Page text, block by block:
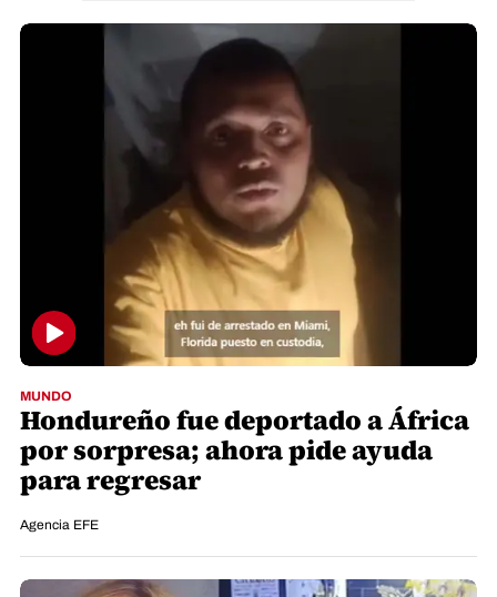
MUNDO
Hondureño fue deportado a África
por sorpresa; ahora pide ayuda
para regresar
Agencia EFE